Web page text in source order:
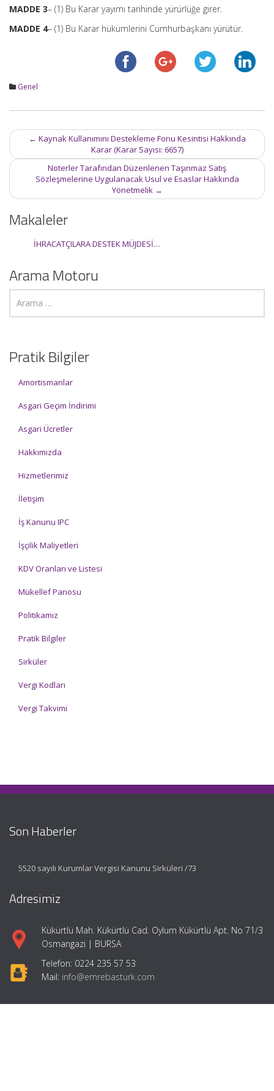
MADDE 3– (1) Bu Karar yayımı tarihinde yürürlüğe girer.
MADDE 4– (1) Bu Karar hükümlerini Cumhurbaşkanı yürütür.
Genel
Post
navigation
← Kaynak Kullanımını Destekleme Fonu Kesintisi Hakkında
Karar (Karar Sayısı: 6657)
Noterler Tarafından Düzenlenen Taşınmaz Satış
Sözleşmelerine Uygulanacak Usul ve Esaslar Hakkında
Yönetmelik →
Makaleler
İHRACATÇILARA DESTEK MÜJDESİ…
Arama Motoru
Pratik Bilgiler
Amortismanlar
Asgari Geçim İndirimi
Asgari Ücretler
Hakkımızda
Hizmetlerimiz
İletişim
İş Kanunu IPC
İşçilik Maliyetleri
KDV Oranları ve Listesi
Mükellef Panosu
Politikamız
Pratik Bilgiler
Sirküler
Vergi Kodları
Vergi Takvimi
Son Haberler
5520 sayılı Kurumlar Vergisi Kanunu Sirküleri /73
Adresimiz
Kükürtlü Mah. Kükürtlü Cad. Oylum Kükürtlü Apt. No 71/3
Osmangazi | BURSA
Telefon: 0224 235 57 53
Mail: info@emrebasturk.com
Hızlı Menü